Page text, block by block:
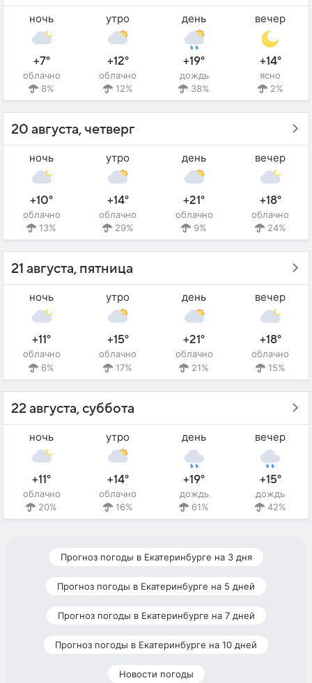
ночь
+7°
облачно
8%
утро
+12°
облачно
12%
день
+19°
дождь
38%
вечер
+14°
ясно
2%
20 августа, четверг
ночь
+10°
облачно
13%
утро
+14°
облачно
29%
день
+21°
облачно
9%
вечер
+18°
облачно
24%
21 августа, пятница
ночь
+11°
облачно
6%
утро
+15°
облачно
17%
день
+21°
облачно
21%
вечер
+18°
облачно
15%
22 августа, суббота
ночь
+11°
облачно
20%
утро
+14°
облачно
16%
день
+19°
дождь
61%
вечер
+15°
дождь
42%
Прогноз погоды в Екатеринбурге на 3 дня
Прогноз погоды в Екатеринбурге на 5 дней
Прогноз погоды в Екатеринбурге на 7 дней
Прогноз погоды в Екатеринбурге на 10 дней
Новости погоды